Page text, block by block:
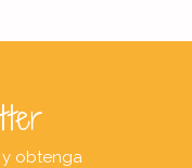
y obtenga